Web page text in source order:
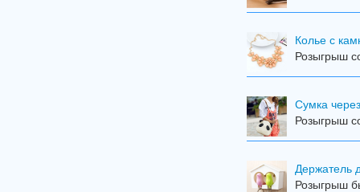
Колье с
Розыгрыш
Сумка
Розыгрыш
Держатель
Розыгрыш